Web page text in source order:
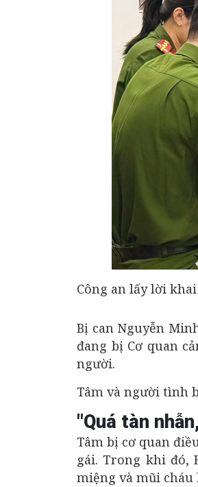
Công an lấy lời
Bị can Nguyễn
đang bị Cơ quan
người.
Tâm và người tình
"Quá tàn
Tâm bị cơ quan
gái. Trong khi đó,
miệng và mũi cháu